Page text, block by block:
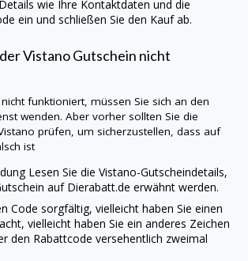
wie Ihre Kontaktdaten und die
ein und schließen Sie den Kauf ab.
VistanoGutschein nicht
nicht funktioniert, müssen Sie sich an den
wenden. Aber vorher sollten Sie die
prüfen, um sicherzustellen, dass auf
ist
Lesen Sie die Vistano-Gutscheindetails,
aufDierabatt.de erwähnt werden.
Code sorgfältig, vielleicht haben Sie einen
vielleicht haben Sie ein anderes Zeichen
den Rabattcode versehentlich zweimal